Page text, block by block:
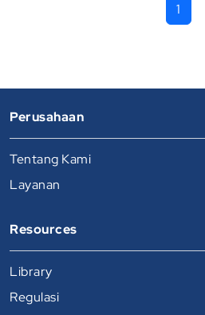
1
Perusahaan
Tentang Kami
Layanan
Resources
Library
Regulasi